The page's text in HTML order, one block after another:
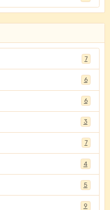
7
6
6
3
7
4
5
9